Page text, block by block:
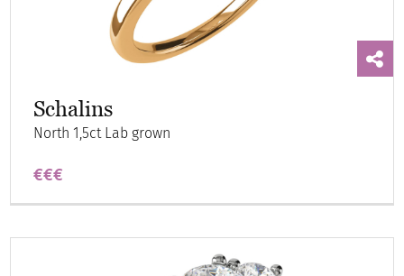
Schalins
North 1,5ct Lab grown
€€€